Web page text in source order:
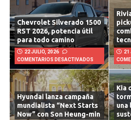
Chevrolet Silverado 1500
RST 2026, potencia útil
para todo camino
22 JULIO, 2026
COMENTARIOS DESACTIVADOS
21
Hyundai lanza campaña
mundialista “Next Starts
Kia
una